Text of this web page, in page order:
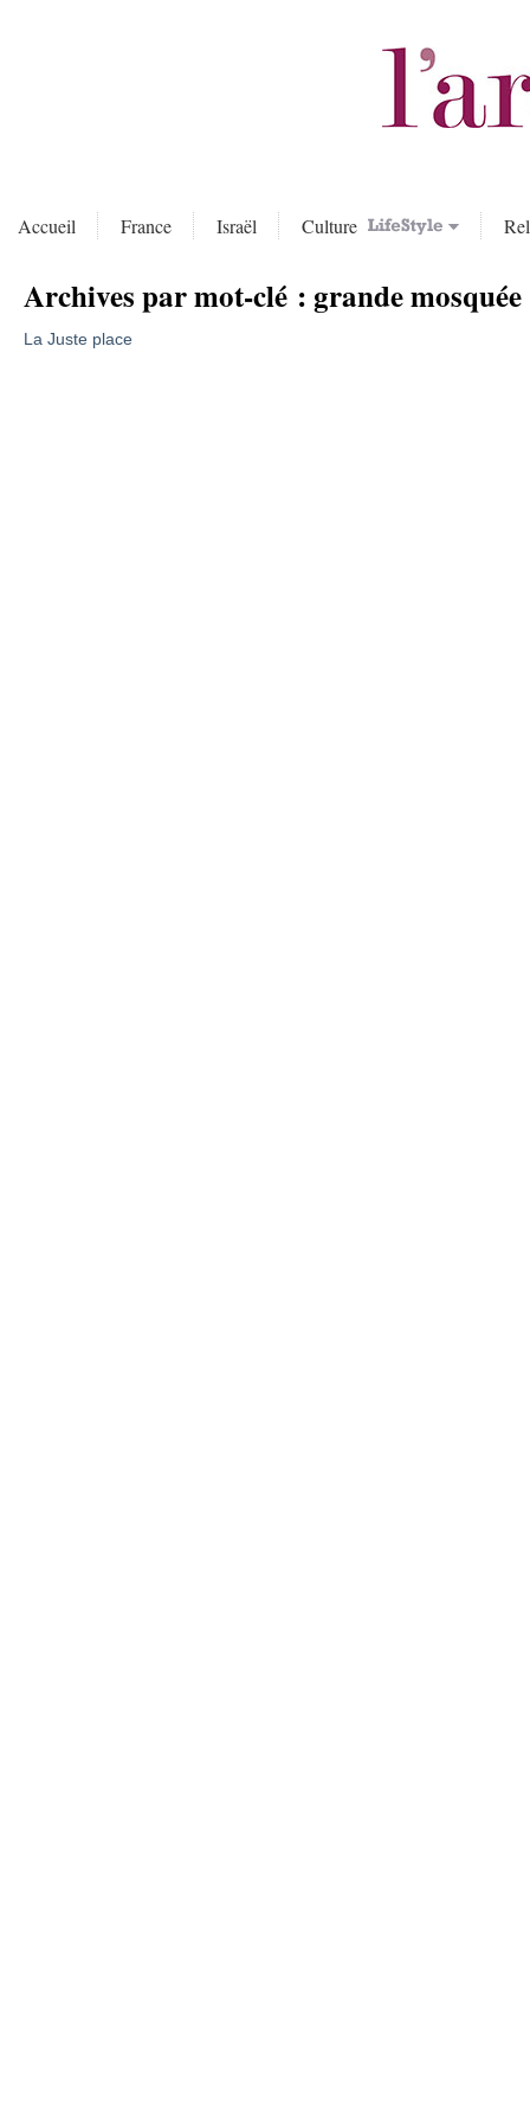
Accueil France Israël Culture
Archives par mot-clé : grande mosquée
La Juste place